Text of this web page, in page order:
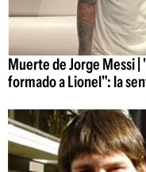
Muerte de Jorge Messi |
formado a Lionel": la